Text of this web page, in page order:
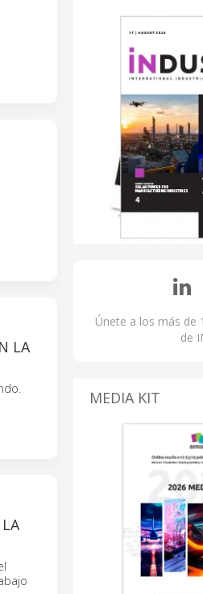
LA
Únete a los más de
de
MEDIA KIT